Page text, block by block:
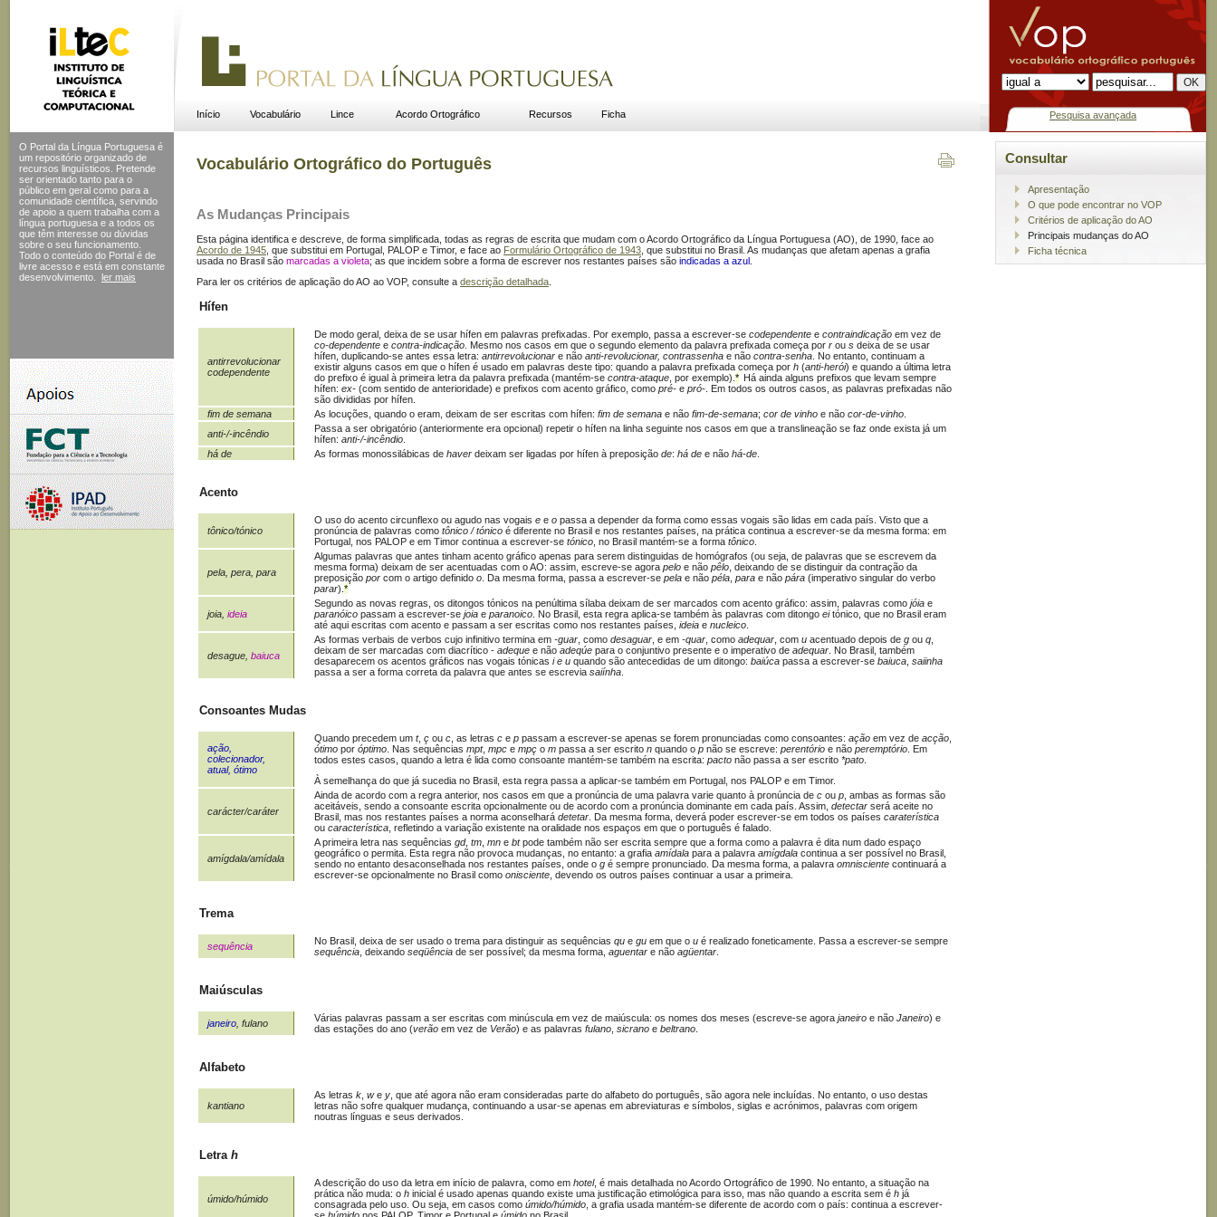
Início Vocabulário Lince Acordo Ortográfico Recursos Ficha Pesquisa avançada
O Portal da Língua Portuguesa é
um repositório organizado de
recursos linguísticos. Pretende
ser orientado tanto para o
público em geral como para a
comunidade científica, servindo
de apoio a quem trabalha com a
língua portuguesa e a todos os
que têm interesse ou dúvidas
sobre o seu funcionamento.
Todo o conteúdo do Portal é de
livre acesso e está em constante
desenvolvimento.
ler mais
Vocabulário Ortográfico do Português
As Mudanças Principais
Esta página identifica e descreve, de forma simplificada, todas as regras de escrita que mudam com o Acordo Ortográfico da Língua Portuguesa (AO), de 1990, face ao
Acordo de 1945 , que substitui em Portugal, PALOP e Timor, e face ao Formulário Ortográfico de 1943 , que substitui no Brasil. As mudanças que afetam apenas a grafia
usada no Brasil são marcadas a violeta; as que incidem sobre a forma de escrever nos restantes países são indicadas a azul
Para ler os critérios de aplicação do AO ao VOP, consulte a descrição detalhada
Hífen
antirrevolucionar
codependente
De modo geral, deixa de se usar hífen em palavras prefixadas. Por exemplo, passa a escrever-se codependente e contraindicação em vez de
co-dependente e contra-indicação . Mesmo nos casos em que o segundo elemento da palavra prefixada começa por r ou s deixa de se usar
hífen, duplicando-se antes essa letra: antirrevolucionar e não anti-revolucionar, contrassenha e não contra-senha . No entanto, continuam a
existir alguns casos em que o hífen é usado em palavras deste tipo: quando a palavra prefixada começa por h (anti-herói) e quando a última letra
do prefixo é igual à primeira letra da palavra prefixada (mantém-se contra-ataque , por exemplo). *. Há ainda alguns prefixos que levam sempre
hífen: ex- (com sentido de anterioridade) e prefixos com acento gráfico, como pré- e pró- . Em todos os outros casos, as palavras prefixadas não
são divididas por hífen.
fim de semana
As locuções, quando o eram, deixam de ser escritas com hífen: fim de semana e não fim-de-semana; cor de vinho e não cor-de-vinho
anti-/-incêndio
Passa a ser obrigatório (anteriormente era opcional) repetir o hífen na linha seguinte nos casos em que a translineação se faz onde exista já um
hífen: anti-/-incêndio
há de
As formas monossilábicas de haver deixam ser ligadas por hífen à preposição de: há de e não há-de
Acento
tônico/tónico
O uso do acento circunflexo ou agudo nas vogais e e o passa a depender da forma como essas vogais são lidas em cada país. Visto que a
pronúncia de palavras como tônico / tónico é diferente no Brasil e nos restantes países, na prática continua a escrever-se da mesma forma: em
Portugal, nos PALOP e em Timor continua a escrever-se tónico , no Brasil mantém-se a forma tônico
pela, pera, para
Algumas palavras que antes tinham acento gráfico apenas para serem distinguidas de homógrafos (ou seja, de palavras que se escrevem da
mesma forma) deixam de ser acentuadas com o AO: assim, escreve-se agora pelo e não pêlo , deixando de se distinguir da contração da
preposição por com o artigo definido o . Da mesma forma, passa a escrever-se pela e não péla para e não pára (imperativo singular do verbo
parar). *
joia, ideia
Segundo as novas regras, os ditongos tónicos na penúltima sílaba deixam de ser marcados com acento gráfico: assim, palavras como jóia e
paranóico passam a escrever-se joia e paranoico . No Brasil, esta regra aplica-se também às palavras com ditongo eitónico, que no Brasil eram
até aqui escritas com acento e passam a ser escritas como nos restantes países, ideia e nucleico
desague, baiuca
As formas verbais de verbos cujo infinitivo termina em -guar , como desaguar , e em -quar , como adequar , com u acentuado depois de g ou q
deixam de ser marcadas com diacrítico - adeque e não adeqúe para o conjuntivo presente e o imperativo de adequar . No Brasil, também
desaparecem os acentos gráficos nas vogais tónicas i e u quando são antecedidas de um ditongo: baiúca passa a escrever-se baiuca saiinha
passa a ser a forma correta da palavra que antes se escrevia saiínha
Consoantes Mudas
ação,
colecionador,
atual, ótimo
Quando precedem um t, ç ou c , as letras c e p passam a escrever-se apenas se forem pronunciadas como consoantes: ação em vez de acção
ótimo por óptimo . Nas sequências mpt, mpc e mpç o m passa a ser escrito n quando o p não se escreve: perentório e não peremptório . Em
todos estes casos, quando a letra é lida como consoante mantém-se também na escrita: pacto não passa a ser escrito *pato
À semelhança do que já sucedia no Brasil, esta regra passa a aplicar-se também em Portugal, nos PALOP e em Timor.
carácter/caráter
Ainda de acordo com a regra anterior, nos casos em que a pronúncia de uma palavra varie quanto à pronúncia de c ou p , ambas as formas são
aceitáveis, sendo a consoante escrita opcionalmente ou de acordo com a pronúncia dominante em cada país. Assim, detectar será aceite no
Brasil, mas nos restantes países a norma aconselhará detetar . Da mesma forma, deverá poder escrever-se em todos os países caraterística
ou característica , refletindo a variação existente na oralidade nos espaços em que o português é falado.
amígdala/amídala
A primeira letra nas sequências gd, tm mn e btpode também não ser escrita sempre que a forma como a palavra é dita num dado espaço
geográfico o permita. Esta regra não provoca mudanças, no entanto: a grafia amídala para a palavra amígdala continua a ser possível no Brasil,
sendo no entanto desaconselhada nos restantes países, onde o g é sempre pronunciado. Da mesma forma, a palavra omnisciente continuará a
escrever-se opcionalmente no Brasil como onisciente , devendo os outros países continuar a usar a primeira.
Trema
sequência No Brasil, deixa de ser usado o trema para distinguir as sequências qu e gu em que o u é realizado foneticamente. Passa a escrever-se sempre
sequência , deixando seqüência de ser possível; da mesma forma, aguentar e não agüentar
Maiúsculas
janeiro , fulano Várias palavras passam a ser escritas com minúscula em vez de maiúscula: os nomes dos meses (escreve-se agora janeiro e não Janeiro) e
das estações do ano (verão em vez de Verão) e as palavras fulano sicrano e beltrano
Alfabeto
kantiano
As letras k we y , que até agora não eram consideradas parte do alfabeto do português, são agora nele incluídas. No entanto, o uso destas
letras não sofre qualquer mudança, continuando a usar-se apenas em abreviaturas e símbolos, siglas e acrónimos, palavras com origem
noutras línguas e seus derivados.
Letra h
úmido/húmido
A descrição do uso da letra em início de palavra, como em hotel, é mais detalhada no Acordo Ortográfico de 1990. No entanto, a situação na
prática não muda: o h inicial é usado apenas quando existe uma justificação etimológica para isso, mas não quando a escrita sem é h já
consagrada pelo uso. Ou seja, em casos como úmido/húmido , a grafia usada mantém-se diferente de acordo com o país: continua a escrever-
Consultar
Apresentação
O que pode encontrar no VOP
Critérios de aplicação do AO
Principais mudanças do AO
Ficha técnica